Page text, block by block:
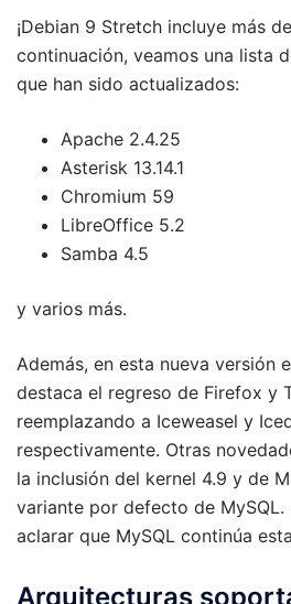
¡Debian 9 Stretch incluye más
continuación, veamos una lista
que han sido actualizados:
Apache 2.4.25
Asterisk 13.14.1
Chromium 59
LibreOffice 5.2
Samba 4.5
y varios más.
Además, en esta nueva versión
destaca el regreso de Firefox y
reemplazando a Iceweasel y
respectivamente. Otras
la inclusión del kernel 4.9 y de
variante por defecto de MySQL.
aclarar que MySQL continúa
Arquitecturas